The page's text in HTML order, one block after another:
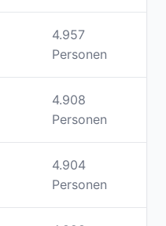
4.957
Personen
4.908
Personen
4.904
Personen